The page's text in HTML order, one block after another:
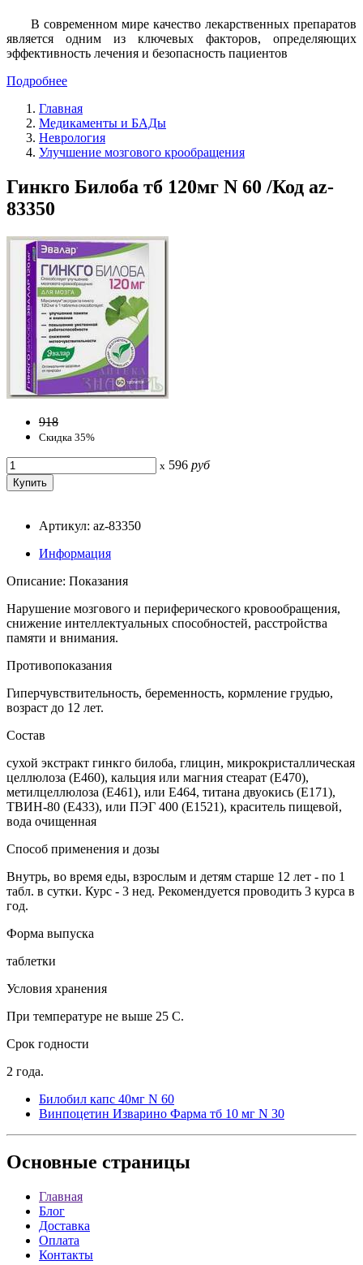
В современном мире качество лекарственных препаратов
является одним из ключевых факторов, определяющих
эффективность лечения и безопасность пациентов
Подробнее
Главная
Медикаменты и БАДы
Неврология
Улучшение мозгового крообращения
Гинкго Билоба тб 120мг N 60 /Код az-
83350
918
Скидка 35%
x 596 руб
Артикул: az-83350
Информация
Описание: Показания
Нарушение мозгового и периферического кровообращения,
снижение интеллектуальных способностей, расстройства
памяти и внимания.
Противопоказания
Гиперчувствительность, беременность, кормление грудью,
возраст до 12 лет.
Состав
сухой экстракт гинкго билоба, глицин, микрокристаллическая
целлюлоза (Е460), кальция или магния стеарат (Е470),
метилцеллюлоза (Е461), или Е464, титана двуокись (Е171),
ТВИН-80 (Е433), или ПЭГ 400 (Е1521), краситель пищевой,
вода очищенная
Способ применения и дозы
Внутрь, во время еды, взрослым и детям старше 12 лет - по 1
табл. в сутки. Курс - 3 нед. Рекомендуется проводить 3 курса в
год.
Форма выпуска
таблетки
Условия хранения
При температуре не выше 25 C.
Срок годности
2 года.
Билобил капс 40мг N 60
Винпоцетин Изварино Фарма тб 10 мг N 30
Основные страницы
Главная
Блог
Доставка
Оплата
Контакты